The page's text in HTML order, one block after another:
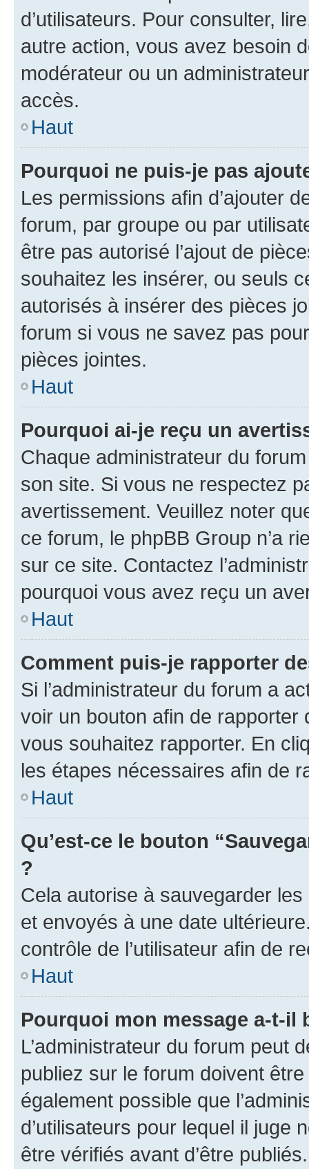
d’utilisateurs. Pour consulter,
autre action, vous avez besoin
modérateur ou un
accès.
Haut
Pourquoi ne puis-je pas
Les permissions afin d’ajouter
forum, par groupe ou par
être pas autorisé l’ajout de
souhaitez les insérer, ou seuls
autorisés à insérer des pièces
forum si vous ne savez pas
pièces jointes.
Haut
Pourquoi ai-je reçu un
Chaque administrateur du
son site. Si vous ne respectez
avertissement. Veuillez noter
ce forum, le phpBB Group n’a
sur ce site. Contactez
pourquoi vous avez reçu un
Haut
Comment puis-je rapporter
Si l’administrateur du forum a
voir un bouton afin de
vous souhaitez rapporter. En
les étapes nécessaires afin de
Haut
Qu’est-ce le bouton
?
Cela autorise à sauvegarder
et envoyés à une date
contrôle de l’utilisateur afin de
Haut
Pourquoi mon message a-t-il
L’administrateur du forum peut
publiez sur le forum doivent
également possible que
d’utilisateurs pour lequel il juge
être vérifiés avant d’être